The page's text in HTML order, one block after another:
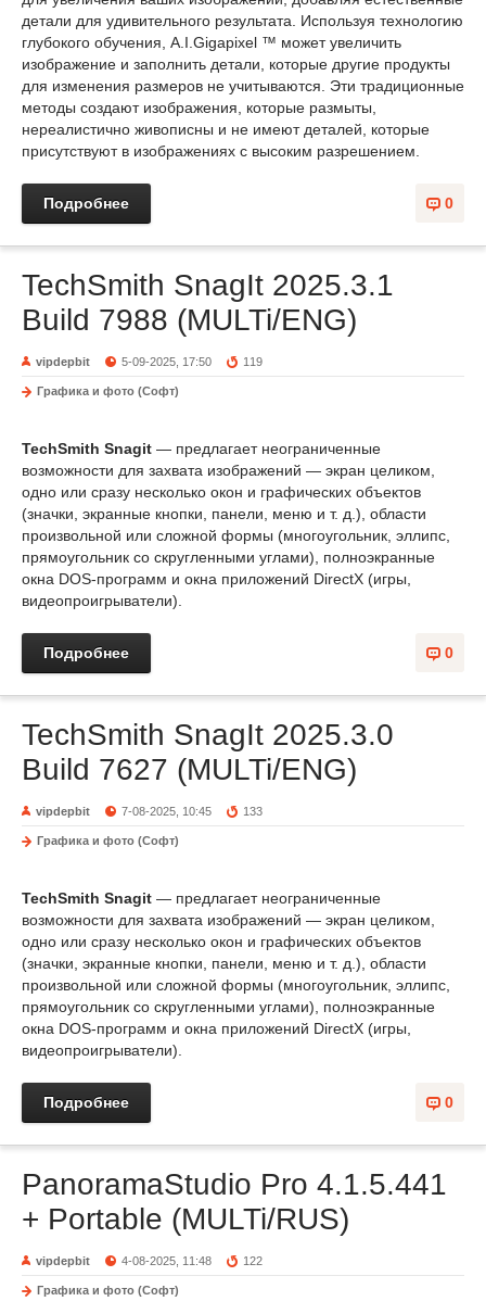
детали для удивительного результата. Используя технологию
глубокого обучения, A.I.Gigapixel ™ может увеличить
изображение и заполнить детали, которые другие продукты
для изменения размеров не учитываются. Эти традиционные
методы создают изображения, которые размыты,
нереалистично живописны и не имеют деталей, которые
присутствуют в изображениях с высоким разрешением.
0
Подробнее
TechSmith SnagIt 2025.3.1
Build 7988 (MULTi/ENG)
vipdepbit 5-09-2025, 17:50 119
Графика и фото (Софт)
TechSmith Snagit — предлагает неограниченные
возможности для захвата изображений — экран целиком,
одно или сразу несколько окон и графических объектов
(значки, экранные кнопки, панели, меню и т. д.), области
произвольной или сложной формы (многоугольник, эллипс,
прямоугольник со скругленными углами), полноэкранные
окна DOS-программ и окна приложений DirectX (игры,
видеопроигрыватели).
0
Подробнее
TechSmith SnagIt 2025.3.0
Build 7627 (MULTi/ENG)
vipdepbit 7-08-2025, 10:45 133
Графика и фото (Софт)
TechSmith Snagit — предлагает неограниченные
возможности для захвата изображений — экран целиком,
одно или сразу несколько окон и графических объектов
(значки, экранные кнопки, панели, меню и т. д.), области
произвольной или сложной формы (многоугольник, эллипс,
прямоугольник со скругленными углами), полноэкранные
окна DOS-программ и окна приложений DirectX (игры,
видеопроигрыватели).
0
Подробнее
PanoramaStudio Pro 4.1.5.441
+ Portable (MULTi/RUS)
vipdepbit 4-08-2025, 11:48 122
Графика и фото (Софт)